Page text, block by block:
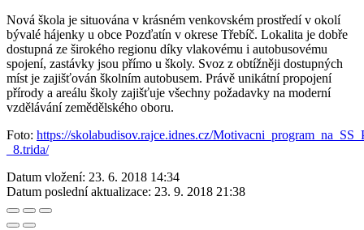
Nová škola je situována v krásném venkovském prostředí v okolí
bývalé hájenky u obce Pozďatín v okrese Třebíč. Lokalita je dobře
dostupná ze širokého regionu díky vlakovému i autobusovému
spojení, zastávky jsou přímo u školy. Svoz z obtížněji dostupných
míst je zajišťován školním autobusem. Právě unikátní propojení
přírody a areálu školy zajišťuje všechny požadavky na moderní
vzdělávání zemědělského oboru.
Foto: https://skolabudisov.rajce.idnes.cz/
_8.trida/
Datum vložení: 23. 6. 2018 14:34
Datum poslední aktualizace: 23. 9. 2018 21:38